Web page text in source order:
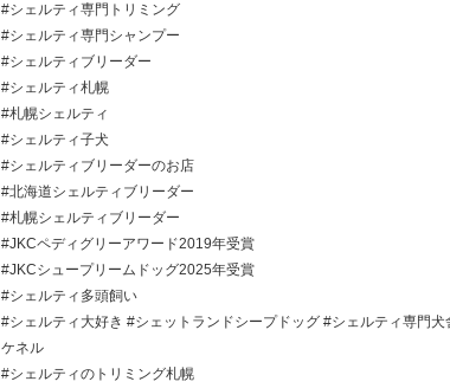
#シェルティ専門トリミング
#シェルティ専門シャンプー
#シェルティブリーダー
#シェルティ札幌
#札幌シェルティ
#シェルティ子犬
#シェルティブリーダーのお店
#北海道シェルティブリーダー
#札幌シェルティブリーダー
#JKCペディグリーアワード2019年受賞
#JKCシュープリームドッグ2025年受賞
#シェルティ多頭飼い
#シェルティ大好き #シェットランドシープドッグ #シェルティ専門
ケネル
#シェルティのトリミング札幌